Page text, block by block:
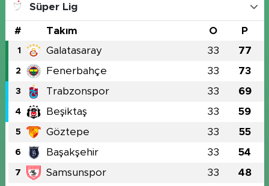
Süper Lig
# Takım O P
1 Galatasaray 33 77
2 Fenerbahçe 33 73
3 Trabzonspor 33 69
4 Beşiktaş 33 59
5 Göztepe 33 55
6 Başakşehir 33 54
7 Samsunspor 33 48